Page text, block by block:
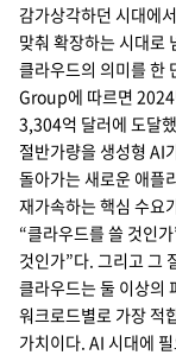
채용
감가상각하던 시대에
맞춰 확장하는 시대로
클라우드의 의미를 한
Group에 따르면 2024
3,304억 달러에 도달
절반가량을 생성형 AI
돌아가는 새로운 애플
재가속하는 핵심 수요
“클라우드를 쓸 것인
것인가”다. 그리고 그
클라우드는 둘 이상의
워크로드별로 가장 적
가치이다. AI 시대에